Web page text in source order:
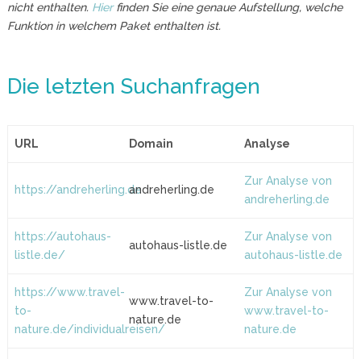
nicht enthalten. Hierfinden Sie eine genaue Aufstellung, welche
Funktion in welchem Paket enthalten ist.
Die letzten Suchanfragen
URL Domain Analyse
https://andreherling.deandreherling.de
Zur Analyse von
andreherling.de
https://autohaus-
listle.de/
autohaus-listle.de
Zur Analyse von
autohaus-listle.de
https://www.travel-
to-
nature.de/individualreisen/
www.travel-to-
nature.de
Zur Analyse von
www.travel-to-
nature.de